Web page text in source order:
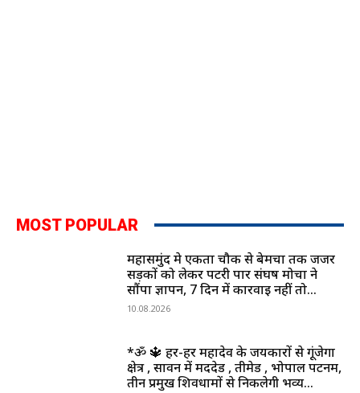
MOST POPULAR
महासमुंद मे एकता चौक से बेमचा तक जर्जर
सड़कों को लेकर पटरी पार संघर्ष मोर्चा ने
सौंपा ज्ञापन, 7 दिन में कार्रवाई नहीं तो...
10.08.2026
*ॐ 🔱 हर-हर महादेव के जयकारों से गूंजेगा
क्षेत्र , सावन में मददेड , तीमेड , भोपाल पटनम,
तीन प्रमुख शिवधामों से निकलेगी भव्य...